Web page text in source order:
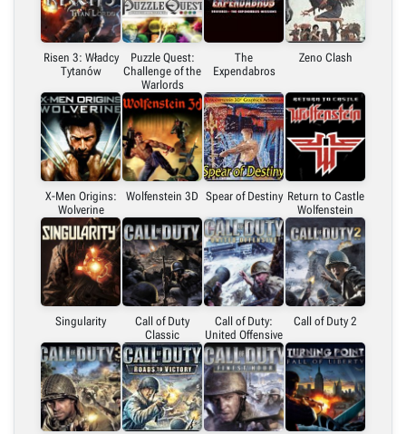
Risen 3: Władcy
Tytanów
Puzzle Quest:
Challenge of the
Warlords
The
Expendabros
Zeno Clash
X-Men Origins:
Wolverine
Wolfenstein 3D Spear of Destiny Return to Castle
Wolfenstein
Singularity
Call of Duty
Classic
Call of Duty:
United Offensive
Call of Duty 2